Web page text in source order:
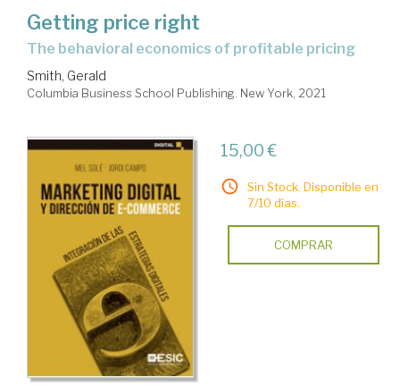
Getting price right
the behavioral economics of profitable pricing
Smith, Gerald
Columbia Business School Publishing. New York, 2021
15,00 €
Sin Stock. Disponible en
7/10 días.
COMPRAR